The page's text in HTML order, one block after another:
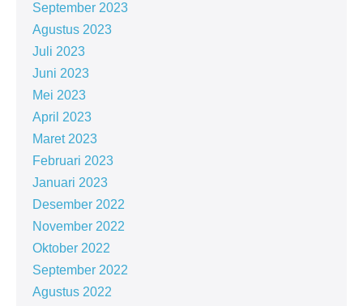
September 2023
Agustus 2023
Juli 2023
Juni 2023
Mei 2023
April 2023
Maret 2023
Februari 2023
Januari 2023
Desember 2022
November 2022
Oktober 2022
September 2022
Agustus 2022